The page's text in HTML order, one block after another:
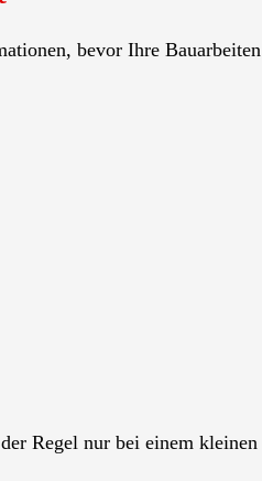
bevor Ihre Bauarbeiten
Regel nur bei einem kleinen